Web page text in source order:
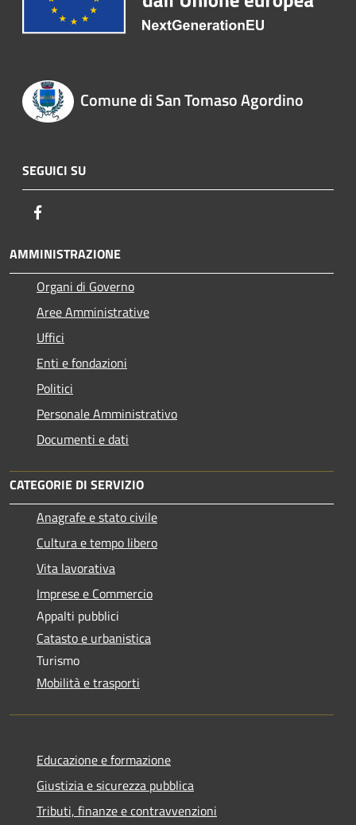
Comune di San Tomaso Agordino
SEGUICI SU
AMMINISTRAZIONE
Organi di Governo
Aree Amministrative
Uffici
Enti e fondazioni
Politici
Personale Amministrativo
Documenti e dati
CATEGORIE DI SERVIZIO
Anagrafe e stato civile
Cultura e tempo libero
Vita lavorativa
Imprese e Commercio
Appalti pubblici
Catasto e urbanistica
Turismo
Mobilità e trasporti
Educazione e formazione
Giustizia e sicurezza pubblica
Tributi, finanze e contravvenzioni